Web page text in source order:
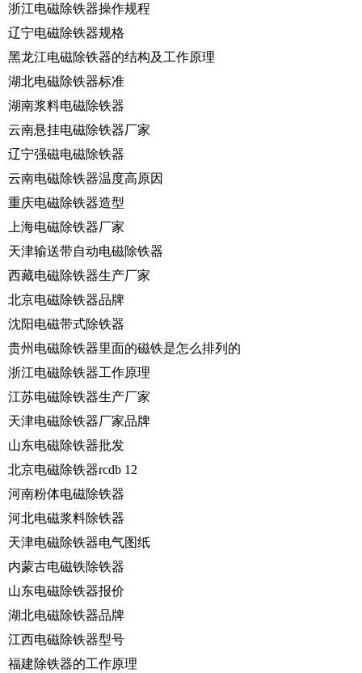
浙江电磁除铁器操作规程
辽宁电磁除铁器规格
黑龙江电磁除铁器的结构及工作原理
湖北电磁除铁器标准
湖南浆料电磁除铁器
云南悬挂电磁除铁器厂家
辽宁强磁电磁除铁器
云南电磁除铁器温度高原因
重庆电磁除铁器造型
上海电磁除铁器厂家
天津输送带自动电磁除铁器
西藏电磁除铁器生产厂家
北京电磁除铁器品牌
沈阳电磁带式除铁器
贵州电磁除铁器里面的磁铁是怎么排列的
浙江电磁除铁器工作原理
江苏电磁除铁器生产厂家
天津电磁除铁器厂家品牌
山东电磁除铁器批发
北京电磁除铁器rcdb 12
河南粉体电磁除铁器
河北电磁浆料除铁器
天津电磁除铁器电气图纸
内蒙古电磁铁除铁器
山东电磁除铁器报价
湖北电磁除铁器品牌
江西电磁除铁器型号
福建除铁器的工作原理